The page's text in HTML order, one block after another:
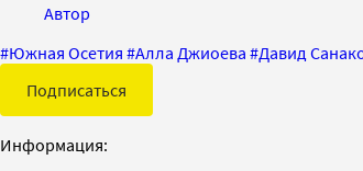
Автор
#Южная Осетия #Алла Джиоева #Давид
Подписаться
Информация: